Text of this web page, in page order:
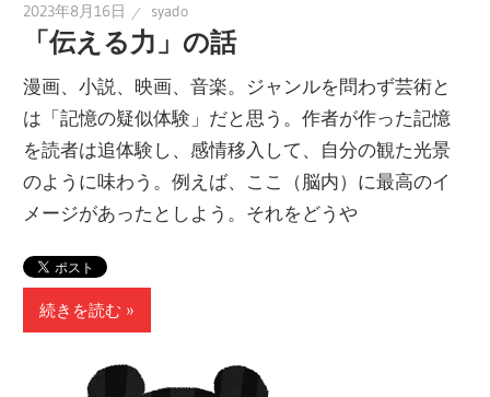
2023年8月16日 syado
「伝える力」の話
漫画、小説、映画、音楽。ジャンルを問わず芸術と
は「記憶の疑似体験」だと思う。作者が作った記憶
を読者は追体験し、感情移入して、自分の観た光景
のように味わう。例えば、ここ（脳内）に最高のイ
メージがあったとしよう。それをどうや
続きを読む